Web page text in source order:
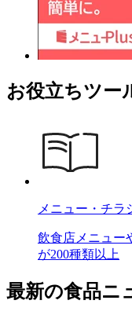
お役立ちツー
メニュー・チラ
飲食店メニュー
が200種類以上
最新の食品ニ